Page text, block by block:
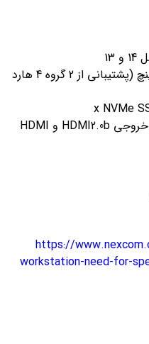
هارد دیسک‌ها: 8 محفظه 3.5 اینچ (پشتیبانی از 2 گروه 4 هارد
دارای یک نمایشگر DP1.4 و دو خروجی HDMI2.0b و HDMI
https://
workstation-need-for-